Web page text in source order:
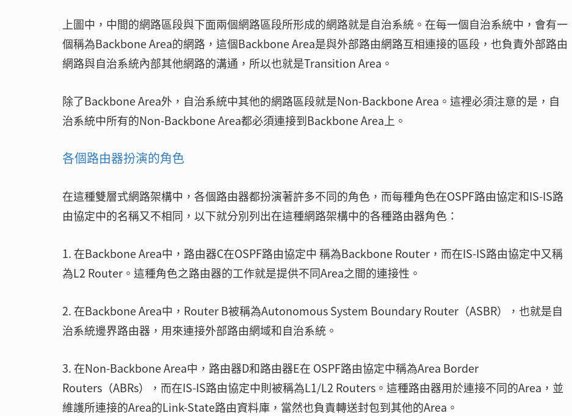
上圖中，中間的網路區段與下面兩個網路區段所形成的網路就是自治系統。在每一個自治系統中，會有一
個稱為Backbone Area的網路，這個Backbone Area是與外部路由網路互相連接的區段，也負責外部路由
網路與自治系統內部其他網路的溝通，所以也就是Transition Area。
除了Backbone Area外，自治系統中其他的網路區段就是Non-Backbone Area。這裡必須注意的是，自
治系統中所有的Non-Backbone Area都必須連接到Backbone Area上。
各個路由器扮演的角色
在這種雙層式網路架構中，各個路由器都扮演著許多不同的角色，而每種角色在OSPF路由協定和IS-IS路
由協定中的名稱又不相同，以下就分別列出在這種網路架構中的各種路由器角色：
1. 在Backbone Area中，路由器C在OSPF路由協定中 稱為Backbone Router，而在IS-IS路由協定中又稱
為L2 Router。這種角色之路由器的工作就是提供不同Area之間的連接性。
2. 在Backbone Area中，Router B被稱為Autonomous System Boundary Router（ASBR），也就是自
治系統邊界路由器，用來連接外部路由網域和自治系統。
3. 在Non-Backbone Area中，路由器D和路由器E在 OSPF路由協定中稱為Area Border
Routers（ABRs），而在IS-IS路由協定中則被稱為L1/L2 Routers。這種路由器用於連接不同的Area，並
維護所連接的Area的Link-State路由資料庫，當然也負責轉送封包到其他的Area。